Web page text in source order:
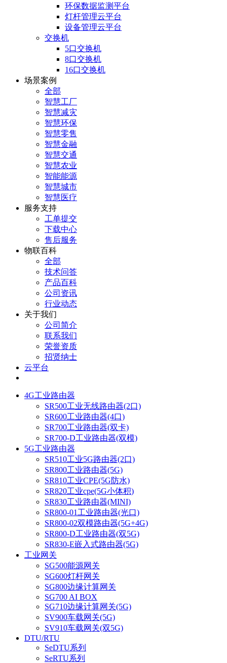
环保数据监测平台
灯杆管理云平台
设备管理云平台
交换机
5口交换机
8口交换机
16口交换机
场景案例
全部
智慧工厂
智慧减灾
智慧环保
智慧零售
智慧金融
智慧交通
智慧农业
智能能源
智慧城市
智慧医疗
服务支持
工单提交
下载中心
售后服务
物联百科
全部
技术问答
产品百科
公司资讯
行业动态
关于我们
公司简介
联系我们
荣誉资质
招贤纳士
云平台
4G工业路由器
SR500工业无线路由器(2口)
SR600工业路由器(4口)
SR700工业路由器(双卡)
SR700-D工业路由器(双模)
5G工业路由器
SR510工业5G路由器(2口)
SR800工业路由器(5G)
SR810工业CPE(5G防水)
SR820工业cpe(5G小体积)
SR830工业路由器(MINI)
SR800-01工业路由器(光口)
SR800-02双模路由器(5G+4G)
SR800-D工业路由器(双5G)
SR830-E嵌入式路由器(5G)
工业网关
SG500能源网关
SG600灯杆网关
SG800边缘计算网关
SG700 AI BOX
SG710边缘计算网关(5G)
SV900车载网关(5G)
SV910车载网关(双5G)
DTU/RTU
SeDTU系列
SeRTU系列